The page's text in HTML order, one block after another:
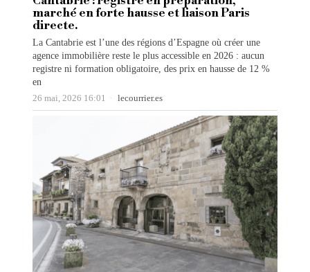
marché en forte hausse et liaison Paris
directe.
La Cantabrie est l’une des régions d’Espagne où créer une
agence immobilière reste le plus accessible en 2026 : aucun
registre ni formation obligatoire, des prix en hausse de 12 %
en
26 mai, 2026 16:01 lecourrier.es